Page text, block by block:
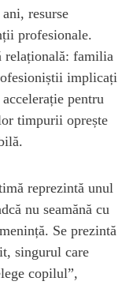
resurse
profesionale.
relațională: familia
implicați
pentru
timpurii oprește
reprezintă unul
nu seamănă cu
Se prezintă
singurul care
copilul”,